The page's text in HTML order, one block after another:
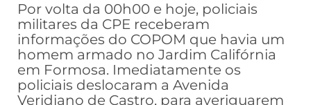
Por volta da 00h00 e hoje, policiais
militares da CPE receberam
informações do COPOM que havia um
homem armado no Jardim Califórnia
em Formosa. Imediatamente os
policiais deslocaram a Avenida
Veridiano de Castro, para averiguarem